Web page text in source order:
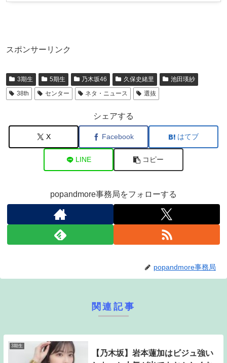
スポンサーリンク
3期生 5期生 乃木坂46 久保史緒里
池田瑛紗
38th
センター ネタ・ニュース 選抜
シェアする
X Facebook はてブ
LINE コピー
popandmore事務局をフォローする
popandmore事務局
関連記事
3期生
【乃木坂】岩本蓮加はビジュ強い